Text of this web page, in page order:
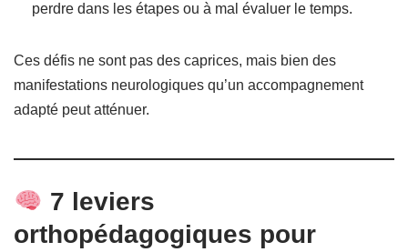
perdre dans les étapes ou à mal évaluer le temps.
Ces défis ne sont pas des caprices, mais bien des
manifestations neurologiques qu’un accompagnement
adapté peut atténuer.
7 leviers
orthopédagogiques pour